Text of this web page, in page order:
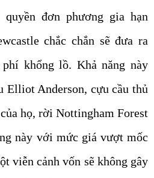
đơn phương gia hạn
chắc chắn sẽ đưa ra
khổng lồ. Khả năng này
Elliot Anderson, cựu cầu thủ
họ, rời Nottingham Forest
này với mức giá vượt mốc
viễn cảnh vốn sẽ không gây